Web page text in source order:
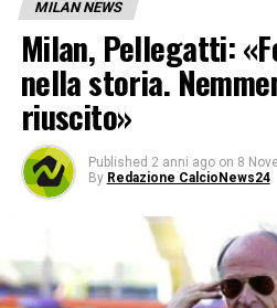
MILAN NEWS
Milan, Pellegatti:
nella storia.
riuscito»
Published 2 anni ago on 8
By Redazione CalcioNews24